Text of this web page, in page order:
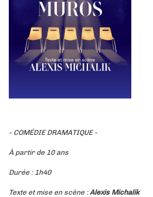
- COMÉDIE DRAMATIQUE -
À partir de 10 ans
Durée : 1h40
Texte et mise en scène :Alexis Michalik